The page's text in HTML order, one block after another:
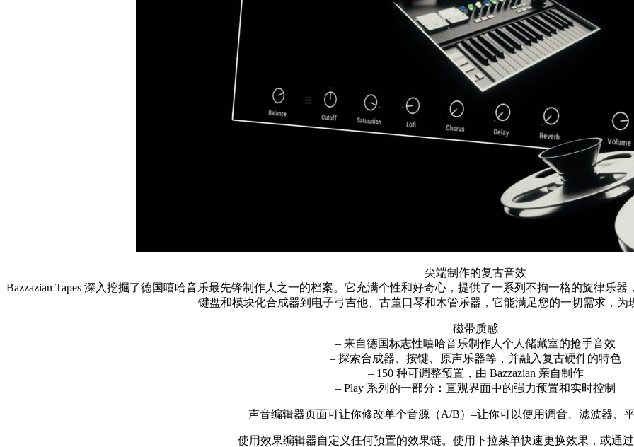
尖端制作的复古音效
Bazzazian Tapes 深入挖掘了德国嘻哈音乐最先锋制作人之一的档案。它充满个性和好奇心，提供了一系列不拘一格的旋律乐
键盘和模块化合成器到电子弓吉他、古董口琴和木管乐器，它能满足您的一切需求，为
磁带质感
– 来自德国标志性嘻哈音乐制作人个人储藏室的抢手音效
– 探索合成器、按键、原声乐器等，并融入复古硬件的特色
– 150 种可调整预置，由 Bazzazian 亲自制作
– Play 系列的一部分：直观界面中的强力预置和实时控制
声音编辑器页面可让你修改单个音源（A/B）–让你可以使用调音、滤波器、平
使用效果编辑器自定义任何预置的效果链。使用下拉菜单快速更换效果，或通过